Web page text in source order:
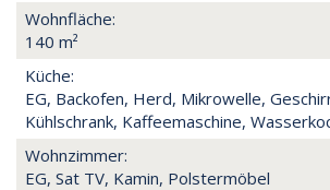
Wohnfläche:
140 m²
Küche:
EG, Backofen, Herd, Mikrowelle,
Kühlschrank, Kaffeemaschine,
Wohnzimmer:
EG, Sat TV, Kamin, Polstermöbel